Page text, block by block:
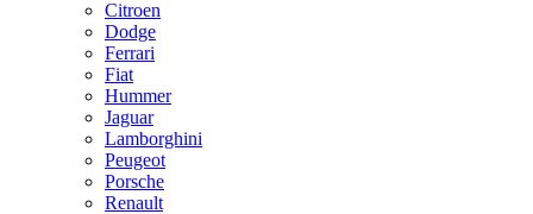
Citroen
Dodge
Ferrari
Fiat
Hummer
Jaguar
Lamborghini
Peugeot
Porsche
Renault